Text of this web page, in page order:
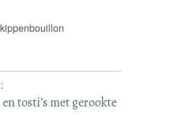
:
tosti’s met gerookte